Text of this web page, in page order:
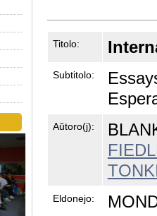
Titolo:
Subtitolo:
Aŭtoro(j):
Eldonejo: